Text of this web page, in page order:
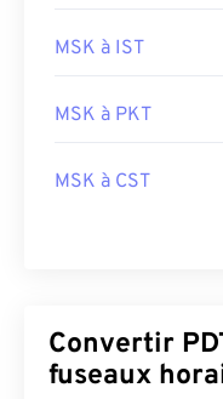
MSK à IST
MSK à PKT
MSK à CST
Convertir
fuseaux